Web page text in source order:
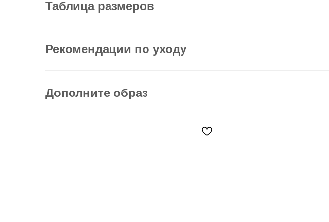
Таблица размеров
Рекомендации по уходу
Дополните образ